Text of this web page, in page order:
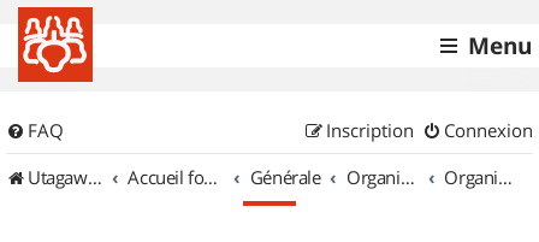
Menu
FAQ Connexion
Inscription
UtagawaVTT (Randos VTT et VTTAE avec traces GPS)
Accueil forum Générale Organisation de sorties & Recherche de partenaires Organisation de sorties en région Pays de la Loire